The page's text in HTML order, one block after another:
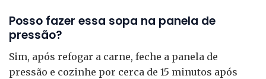
Posso fazer essa sopa na panela de
pressão?
Sim, após refogar a carne, feche a panela de
pressão e cozinhe por cerca de 15 minutos após